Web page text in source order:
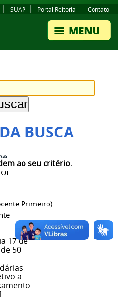
SUAP Portal Reitoria Contato
BUSCA
ao seu critério.
Primeiro)
da
cortes,
17 de
50
a